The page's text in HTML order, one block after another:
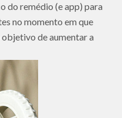
do remédio (e app) para
no momento em que
de aumentar a